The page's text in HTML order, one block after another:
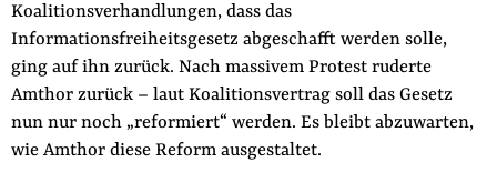
Koalitionsverhandlungen, dass das
Informationsfreiheitsgesetz abgeschafft werden solle,
ging auf ihn zurück. Nach massivem Protest ruderte
Amthor zurück – laut Koalitionsvertrag soll das Gesetz
nun nur noch „reformiert“ werden. Es bleibt abzuwarten,
wie Amthor diese Reform ausgestaltet.